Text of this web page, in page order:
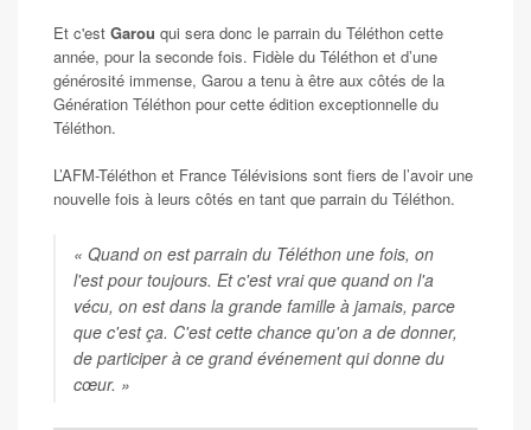
Et c'est Garou qui sera donc le parrain du Téléthon cette
année, pour la seconde fois. Fidèle du Téléthon et d’une
générosité immense, Garou a tenu à être aux côtés de la
Génération Téléthon pour cette édition exceptionnelle du
Téléthon.
L’AFM-Téléthon et France Télévisions sont fiers de l’avoir une
nouvelle fois à leurs côtés en tant que parrain du Téléthon.
« Quand on est parrain du Téléthon une fois, on
l'est pour toujours. Et c'est vrai que quand on l'a
vécu, on est dans la grande famille à jamais, parce
que c'est ça. C'est cette chance qu'on a de donner,
de participer à ce grand événement qui donne du
cœur. »